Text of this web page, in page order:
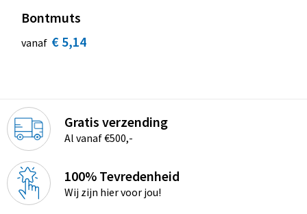
Bontmuts
vanaf € 5,14
Gratis verzending
Al vanaf €500,-
100% Tevredenheid
Wij zijn hier voor jou!